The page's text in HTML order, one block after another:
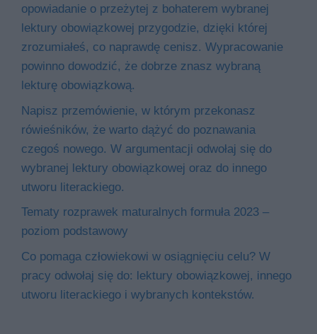
opowiadanie o przeżytej z bohaterem wybranej
lektury obowiązkowej przygodzie, dzięki której
zrozumiałeś, co naprawdę cenisz. Wypracowanie
powinno dowodzić, że dobrze znasz wybraną
lekturę obowiązkową.
Napisz przemówienie, w którym przekonasz
rówieśników, że warto dążyć do poznawania
czegoś nowego. W argumentacji odwołaj się do
wybranej lektury obowiązkowej oraz do innego
utworu literackiego.
Tematy rozprawek maturalnych formuła 2023 –
poziom podstawowy
Co pomaga człowiekowi w osiągnięciu celu? W
pracy odwołaj się do: lektury obowiązkowej, innego
utworu literackiego i wybranych kontekstów.